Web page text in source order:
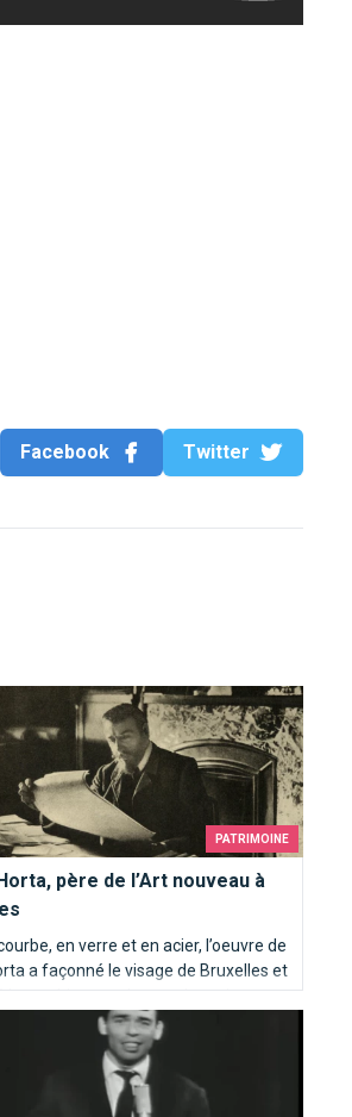
Facebook Twitter
PATRIMOINE
père de l’Art nouveau à
en verre et en acier, l’oeuvre de
a façonné le visage de Bruxelles et
les architectes du monde entier.
père de l’Art nouveau à Bruxelles
Bruxelles